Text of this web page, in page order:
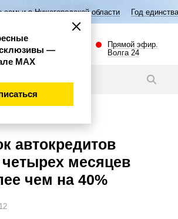
области Год единства народов России
Прямой эфир.
Волга 24
автокредитов
четырех месяцев
чем на 40%
—
МАХ